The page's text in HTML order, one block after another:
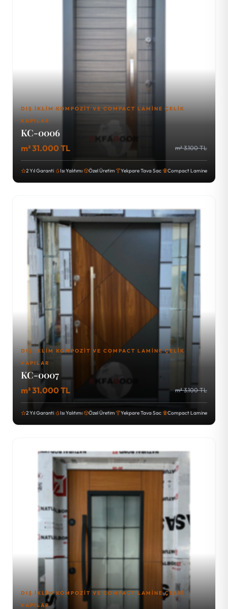
DIŞ İKLIM KOMPOZIT VE COMPACT LAMINE ÇELIK
KAPILAR
KC-0006
m² 31.000 TL m² 3.100 TL
2 Yıl Garanti Isı Yalıtımı Özel Üretim Yekpare Tava Sac Compact Lamine
DIŞ İKLIM KOMPOZIT VE COMPACT LAMINE ÇELIK
KAPILAR
KC-0007
m² 31.000 TL m² 3.100 TL
2 Yıl Garanti Isı Yalıtımı Özel Üretim Yekpare Tava Sac Compact Lamine
DIŞ İKLIM KOMPOZIT VE COMPACT LAMINE ÇELIK
KAPILAR